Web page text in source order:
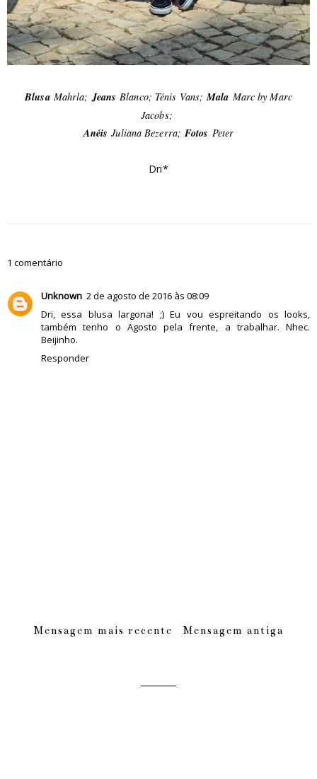
BlusaMahrla;Jeans Blanco; Ténis Vans;Mala Marc by Marc
Jacobs;
Anéis Juliana Bezerra;Fotos Peter
Dri*
1 comentário
Unknown 2 de agosto de 2016 às 08:09
Dri, essa blusa largona! ;) Eu vou espreitando os looks,
também tenho o Agosto pela frente, a trabalhar. Nhec.
Beijinho.
Responder
Mensagem mais recente Mensagem antiga